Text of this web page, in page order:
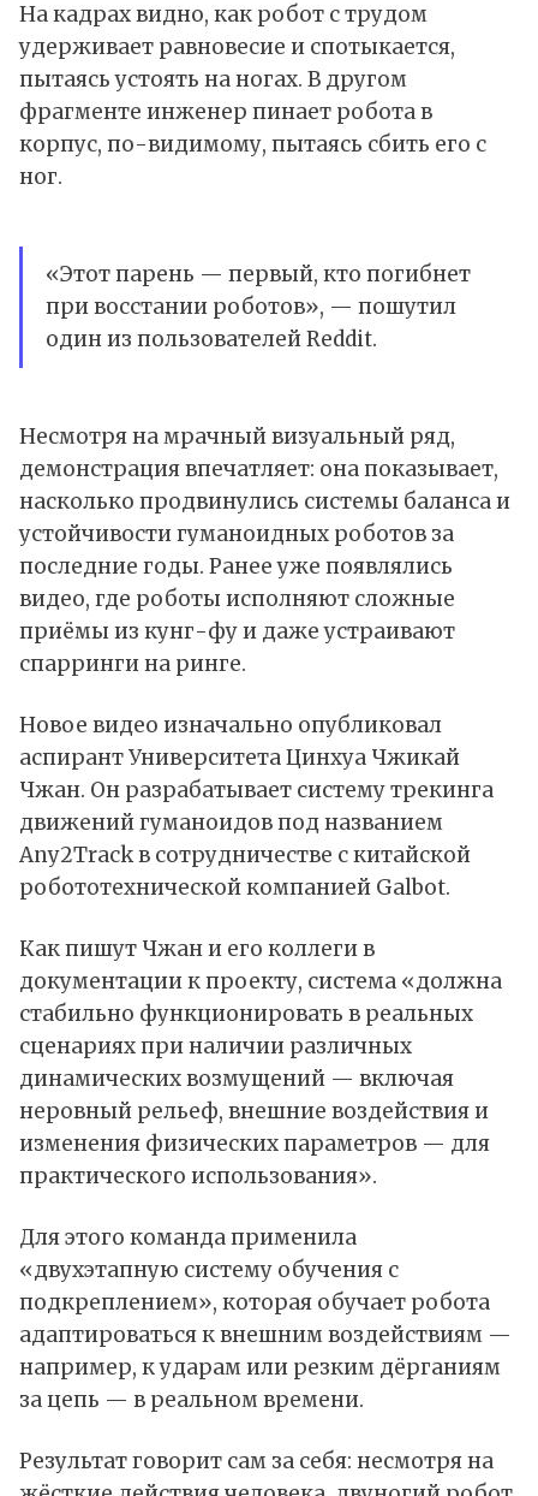
На кадрахвидно, как робот с трудом
удерживает равновесие и спотыкается,
пытаясь устоять на ногах. В другом
фрагменте инженер пинает робота в
корпус, по-видимому, пытаясь сбить его с
ног.
«Этот парень — первый, кто погибнет
при восстании роботов», — пошутил
один из пользователей Reddit.
Несмотря на мрачный визуальный ряд,
демонстрация впечатляет: она показывает,
насколько продвинулись системы баланса и
устойчивости гуманоидных роботов за
последние годы. Ранее уже появлялись
видео, где роботы исполняют сложные
приёмы из кунг-фу и даже устраивают
спарринги на ринге.
Новое видео изначально опубликовал
аспирант Университета Цинхуа Чжикай
Чжан. Он разрабатывает систему трекинга
движений гуманоидов под названием
Any2Track в сотрудничестве с китайской
робототехнической компанией Galbot.
Как пишут Чжан и его коллеги в
документации к проекту, система «должна
стабильно функционировать в реальных
сценариях при наличии различных
динамических возмущений — включая
неровный рельеф, внешние воздействия и
изменения физических параметров — для
практического использования».
Для этого команда применила
«двухэтапную систему обучения с
подкреплением», которая обучает робота
адаптироваться к внешним воздействиям —
например, к ударам или резким дёрганиям
за цепь — в реальном времени.
Результат говорит сам за себя: несмотря на